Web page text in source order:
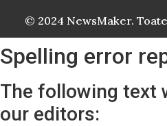
© 2024 NewsMaker.
Spelling error
The following text
our editors: